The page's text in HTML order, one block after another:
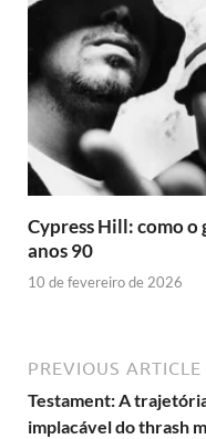
Cypress Hill: como
anos 90
10 de fevereiro de 2026
PREVIOUS ARTICLE
Testament: A
implacável do thrash